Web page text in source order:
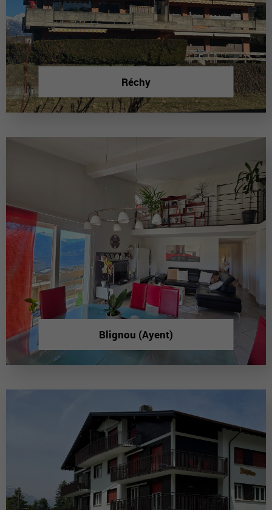
Réchy
Blignou (Ayent)